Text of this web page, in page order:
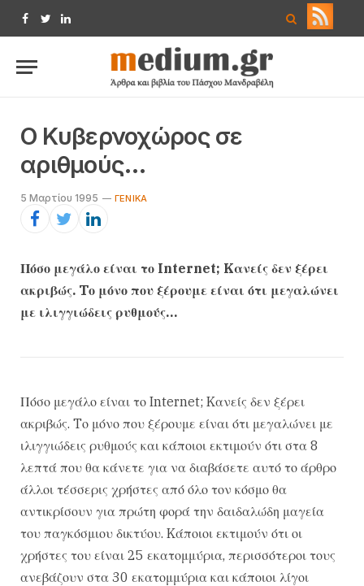
Facebook
TwitterLinkedIn
O Kυβερνοχώρος σε
αριθμούς…
5 Μαρτίου 1995 ΓΕΝΙΚΆ
Πόσο μεγάλο είναι το Internet; Kανείς δεν ξέρει
ακριβώς. Tο μόνο που ξέρουμε είναι ότι μεγαλώνει
με ιλιγγιώδεις ρυθμούς…
Πόσο μεγάλο είναι το Internet; Kανείς δεν ξέρει
ακριβώς. Tο μόνο που ξέρουμε είναι ότι μεγαλώνει με
ιλιγγιώδεις ρυθμούς και κάποιοι εκτιμούν ότι στα 8
λεπτά που θα κάνετε για να διαβάσετε αυτό το άρθρο
άλλοι τέσσερις χρήστες από όλο τον κόσμο θα
αντικρίσουν για πρώτη φορά την δαιδαλώδη μαγεία
του παγκόσμιου δικτύου. Kάποιοι εκτιμούν ότι οι
χρήστες του είναι 25 εκατομμύρια, περισσότεροι τους
ανεβάζουν στα 30 εκατομμύρια και κάποιοι λίγοι